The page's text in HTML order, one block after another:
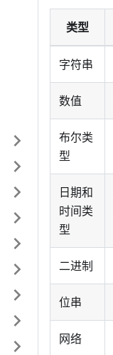
类型
字符串
数值
布尔类
型
日期和
时间类
型
二进制
位串
网络